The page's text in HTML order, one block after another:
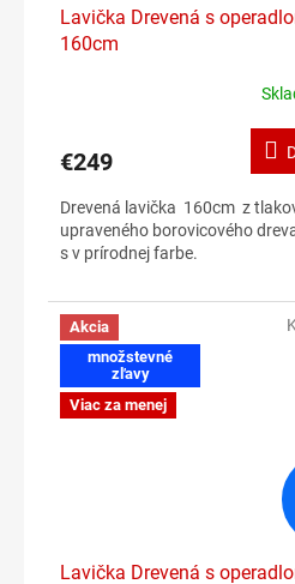
Lavička Drevená s
160cm
€249
Drevená lavička 160cm z
upraveného borovicového
s v prírodnej farbe.
Akcia
množstevné
zľavy
Viac za menej
Lavička Drevená s